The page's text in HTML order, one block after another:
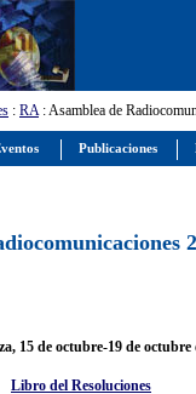
: RA: Asamblea de
15 de octubre-19 de octubre
Libro del Resoluciones
Publicaciones